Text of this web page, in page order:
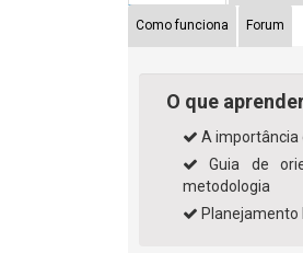
Como funciona Forum
O que
A
Guia de
metodologia
Planejamento